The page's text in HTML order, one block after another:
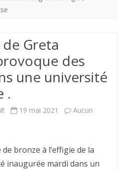
qu’il
Greta
des
une université
.
19 mai 2021
Aucun
bronze à l’effigie de la
inaugurée mardi dans un